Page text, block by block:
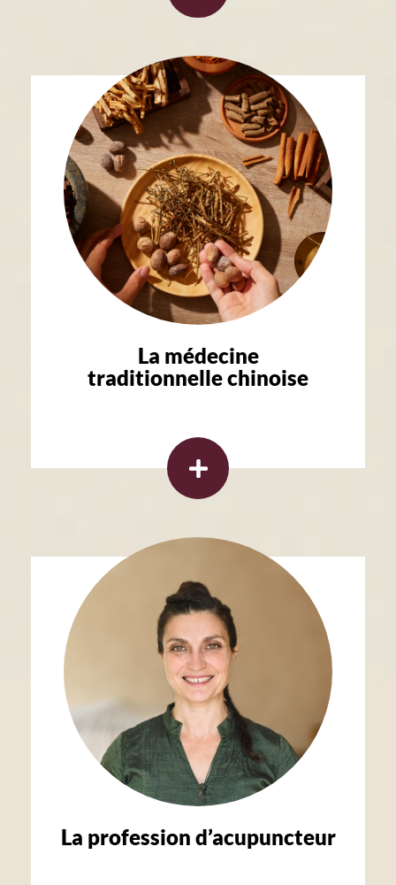
La médecine
traditionnelle chinoise
La profession d’acupuncteur